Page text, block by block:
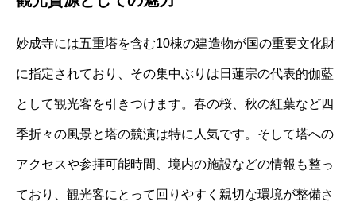
妙成寺には五重塔を含む10棟の建造物が国の重要文化財
に指定されており、その集中ぶりは日蓮宗の代表的伽藍
として観光客を引きつけます。春の桜、秋の紅葉など四
季折々の風景と塔の競演は特に人気です。そして塔への
アクセスや参拝可能時間、境内の施設などの情報も整っ
ており、観光客にとって回りやすく親切な環境が整備さ